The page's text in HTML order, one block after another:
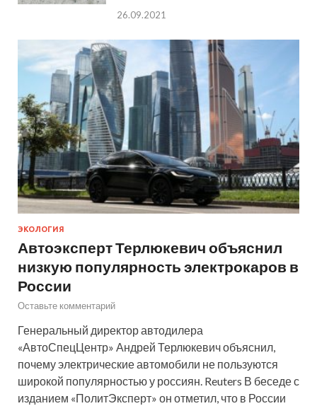
26.09.2021
ЭКОЛОГИЯ
Автоэксперт Терлюкевич объяснил
низкую популярность электрокаров в
России
Оставьте комментарий
Генеральный директор автодилера
«АвтоСпецЦентр» Андрей Терлюкевич объяснил,
почему электрические автомобили не пользуются
широкой популярностью у россиян. Reuters В беседе с
изданием «ПолитЭксперт» он отметил, что в России